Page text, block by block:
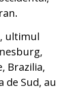
ultimul
Brazilia,
de Sud, au